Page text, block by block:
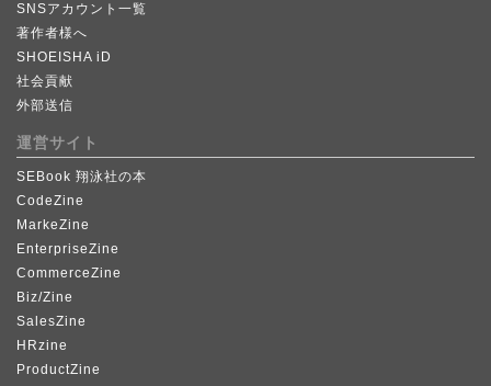
SNSアカウント一覧
著作者様へ
SHOEISHA iD
社会貢献
外部送信
運営サイト
SEBook 翔泳社の本
CodeZine
MarkeZine
EnterpriseZine
CommerceZine
Biz/Zine
SalesZine
HRzine
ProductZine